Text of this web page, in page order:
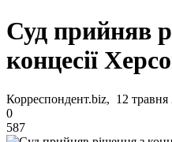
Суд прийняв
концесії
Корреспондент.biz, 12 травня
0
587